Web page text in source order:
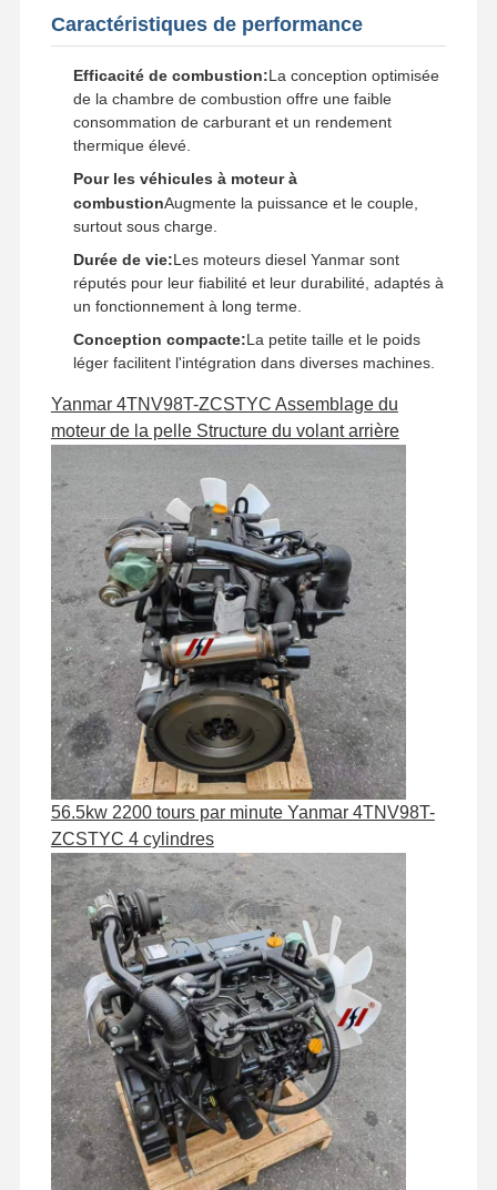
Accueil Produits
Le Spectacle
VR
À Propos De
Nous
Visite De
L'usine
Contrôle
Qualité
Contactez-
Nous
Nouvelles
Les Affaires
Perkins Engine
Moteur Yanmar
Moteur Kubota
Moteur Isuzu
Moteur Cummins
Caractéristiques de performance
Efficacité de combustion:La conception optimisée
de la chambre de combustion offre une faible
consommation de carburant et un rendement
thermique élevé.
Pour les véhicules à moteur à
combustionAugmente la puissance et le couple,
surtout sous charge.
Durée de vie:Les moteurs diesel Yanmar sont
réputés pour leur fiabilité et leur durabilité, adaptés à
un fonctionnement à long terme.
Conception compacte:La petite taille et le poids
léger facilitent l'intégration dans diverses machines.
Yanmar 4TNV98T-ZCSTYC Assemblage du
moteur de la pelle Structure du volant arrière
56.5kw 2200 tours par minute Yanmar 4TNV98T-
ZCSTYC 4 cylindres